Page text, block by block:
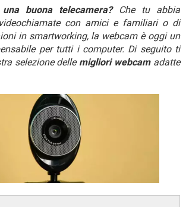
WHATSAPP
FACEBOOK
WINDOWS 10
WHATSAPP
FACEBOOK
GAMING
ANDROID
WINDOWS 10
WHATSAPP
buona telecamera?Che tu abbia
con amici e familiari o di
in smartworking, la webcam è oggi un
per tutti i computer. Di seguito ti
selezione delle migliori webcamadatte